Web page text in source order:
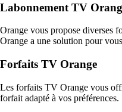
Labonnement TV
Orange vous propose diverses
Orange a une solution pour
Forfaits TV Orange
Les forfaits TV Orange vous
forfait adapté à vos préférences.